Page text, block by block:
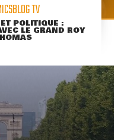
TV
POLITIQUE :
LE GRAND ROY